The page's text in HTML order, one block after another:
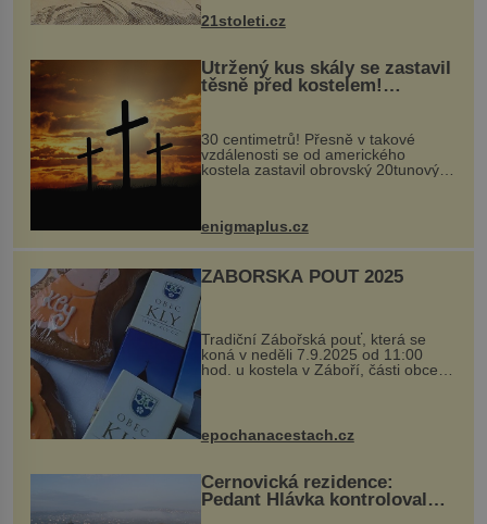
nohou, a způsobuje bole...
21stoleti.cz
Utržený kus skály se zastavil
těsně před kostelem!
Ochránila ho boží síla?
30 centimetrů! Přesně v takové
vzdálenosti se od amerického
kostela zastavil obrovský 20tunový
...
enigmaplus.cz
ZÁBOŘSKÁ POUŤ 2025
Tradiční Zábořská pouť, která se
koná v neděli 7.9.2025 od 11:00
hod. u kostela v Záboří, části obce
Kly u Mělníka. V programu naleznete
komentovanou prohlídku kostela,
epochanacestach.cz
Černovická rezidence:
Pedant Hlávka kontroloval